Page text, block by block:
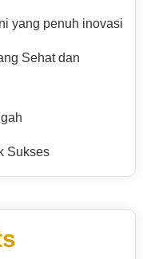
yang penuh inovasi
Sehat dan
Sukses